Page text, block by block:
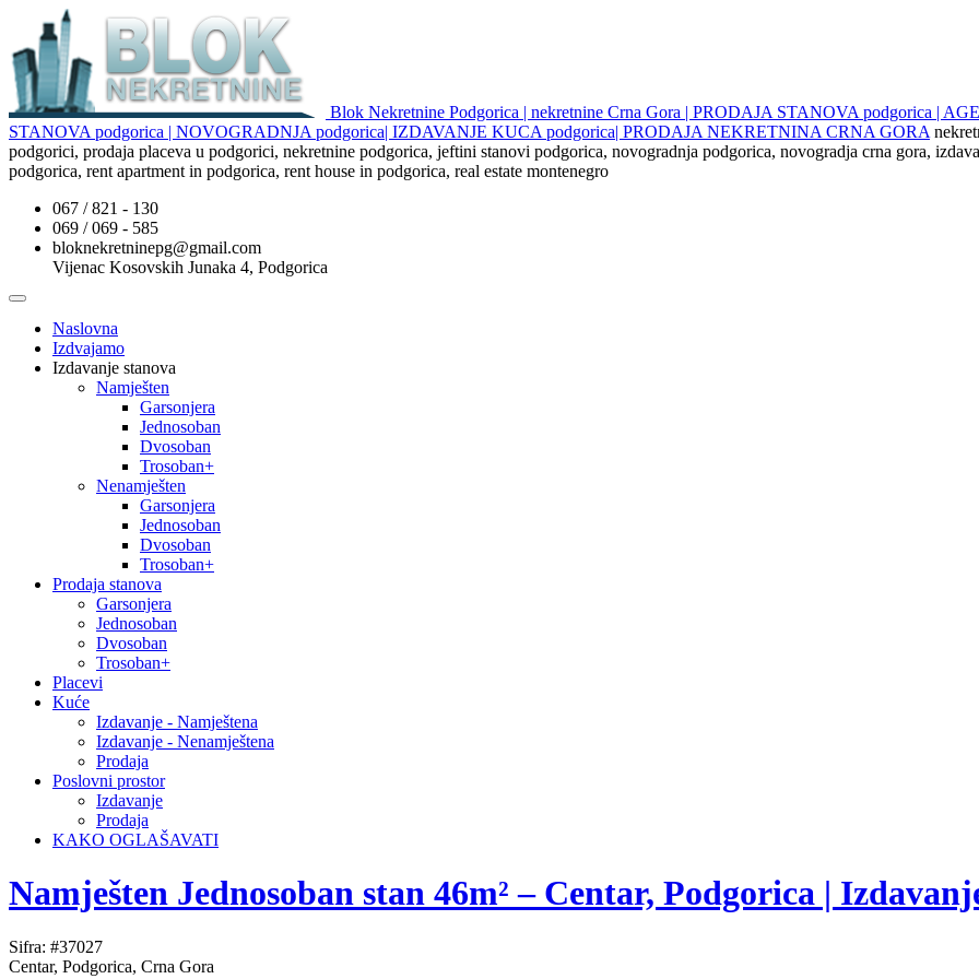
Blok Nekretnine Podgorica | nekretnine Crna Gora | PRODAJA STANOVA podgorica |
STANOVA podgorica | NOVOGRADNJA podgorica| IZDAVANJE KUCA podgorica| PRODAJA NEKRETNINA CRNA GORA
podgorici, prodaja placeva u podgorici, nekretnine podgorica, jeftini stanovi podgorica, novogradnja podgorica, novogradja crna gora,
podgorica, rent apartment in podgorica, rent house in podgorica, real estate montenegro
067 / 821 - 130
069 / 069 - 585
bloknekretninepg@gmail.com
Vijenac Kosovskih Junaka 4, Podgorica
Naslovna
Izdvajamo
Izdavanje stanova
Namješten
Garsonjera
Jednosoban
Dvosoban
Trosoban+
Nenamješten
Garsonjera
Jednosoban
Dvosoban
Trosoban+
Prodaja stanova
Garsonjera
Jednosoban
Dvosoban
Trosoban+
Placevi
Kuće
Izdavanje - Namještena
Izdavanje - Nenamještena
Prodaja
Poslovni prostor
Izdavanje
Prodaja
KAKO OGLAŠAVATI
Namješten Jednosoban stan 46m² – Centar, Podgorica |
Sifra: #37027
Centar, Podgorica, Crna Gora